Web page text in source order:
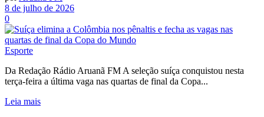
8 de julho de 2026
0
Esporte
Da Redação Rádio Aruanã FM A seleção suíça conquistou nesta
terça-feira a última vaga nas quartas de final da Copa...
Leia mais